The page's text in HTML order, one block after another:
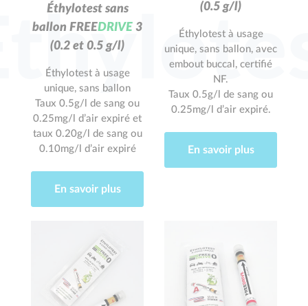
Éthylotest sans
ballon FREEDRIVE 3
(0.2 et 0.5 g/l)
Éthylotest à usage
unique, sans ballon
Taux 0.5g/l de sang ou
0.25mg/l d’air expiré et
taux 0.20g/l de sang ou
0.10mg/l d’air expiré
En savoir plus
(0.5 g/l)
Éthylotest à usage
unique, sans ballon, avec
embout buccal, certifié
NF.
Taux 0.5g/l de sang ou
0.25mg/l d’air expiré.
En savoir plus